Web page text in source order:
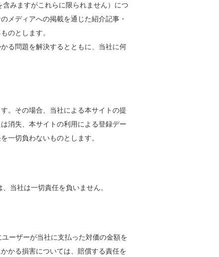
みますがこれらに限られません）につ
メディアへの掲載を通じた紹介記事・
のとします。
る問題を解決するとともに、当社に何
。その場合、当社による本サイトの提
消失、本サイトの利⽤による登録デー
⼀切負わないものとします。
当社は⼀切責任を負いません。
ーザーが当社に⽀払った対価の⾦額を
かる損害については、賠償する責任を